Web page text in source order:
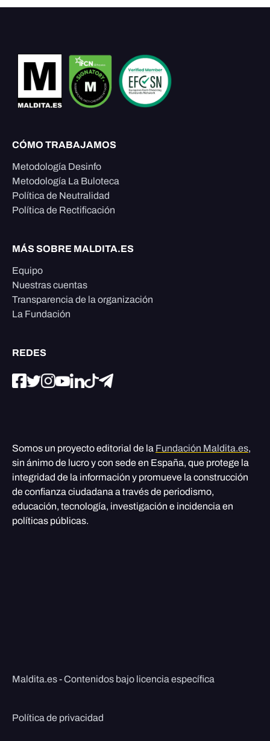
CÓMO TRABAJAMOS
Metodología Desinfo
Metodología La Buloteca
Política de Neutralidad
Política de Rectificación
MÁS SOBRE MALDITA.ES
Equipo
Nuestras cuentas
Transparencia de la organización
La Fundación
REDES
Somos un proyecto editorial de la Fundación Maldita.es,
sin ánimo de lucro y con sede en España, que protege la
integridad de la información y promueve la construcción
de confianza ciudadana a través de periodismo,
educación, tecnología, investigación e incidencia en
políticas públicas.
Maldita.es - Contenidos bajo licencia específica
Política de privacidad